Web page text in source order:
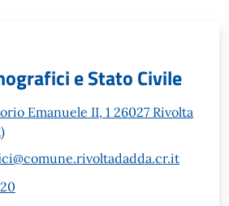
e Stato Civile
Emanuele II, 1 26027 Rivolta